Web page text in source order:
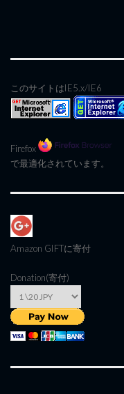
このサイトはIE5.x/IE6
Firefox
で最適化されています。
Amazon GIFTに寄付
Donation(寄付)